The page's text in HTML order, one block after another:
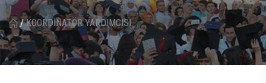
/ KOORDİNATÖR YARDIMCISI